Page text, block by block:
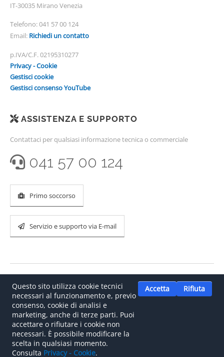
IT-30035 Mirano Venezia
Telefono:041 57 00 124
Email: Richiedi un contatto
p.IVA/C.F. 02195310277
Privacy - Cookie
Gestisci cookie
Gestisci consenso YouTube
ASSISTENZA E SUPPORTO
Contattaci per qualsiasi informazione tecnica o commerciale
041 57 00 124
Primo soccorso
Servizio e supporto via E-mail
©2026.Il tuo partner italiano per le reti CAN bus e le
soluzioni automotive.
Questo sito utilizza cookie tecnici
necessari al funzionamento e, previo
consenso, cookie di analisi e
marketing, anche di terze parti. Puoi
accettare o rifiutare i cookie non
necessari. È possibile modificare la
scelta in qualsiasi momento.
Consulta Privacy - Cookie.
Accetta Rifiuta